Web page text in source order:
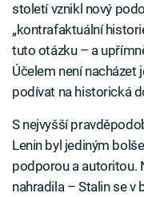
století vznikl nový
„kontrafaktuální
tuto otázku – a
Účelem není nacházet
podívat na historická
S nejvyšší
Lenin byl jediným
podporou a autoritou.
nahradila – Stalin se v